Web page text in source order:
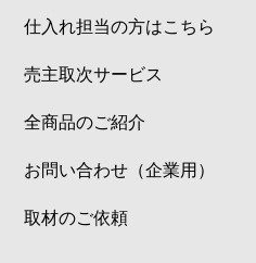
仕入れ担当の方はこちら
売主取次サービス
全商品のご紹介
お問い合わせ（企業用）
取材のご依頼